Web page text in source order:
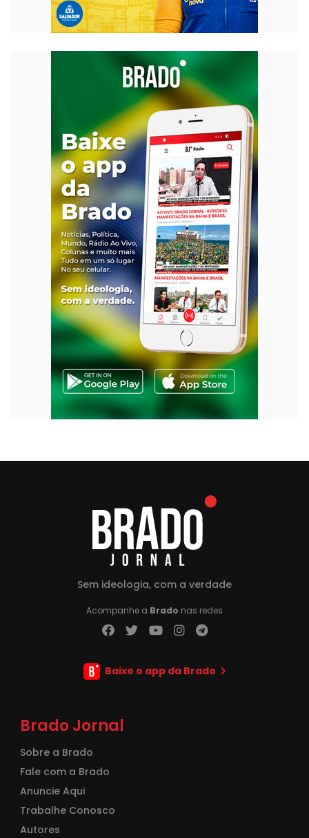
Sem ideologia, com a verdade
Acompanhe a Brado nas redes
Baixe o app da Brado
Brado Jornal
Sobre a Brado
Fale com a Brado
Anuncie Aqui
Trabalhe Conosco
Autores